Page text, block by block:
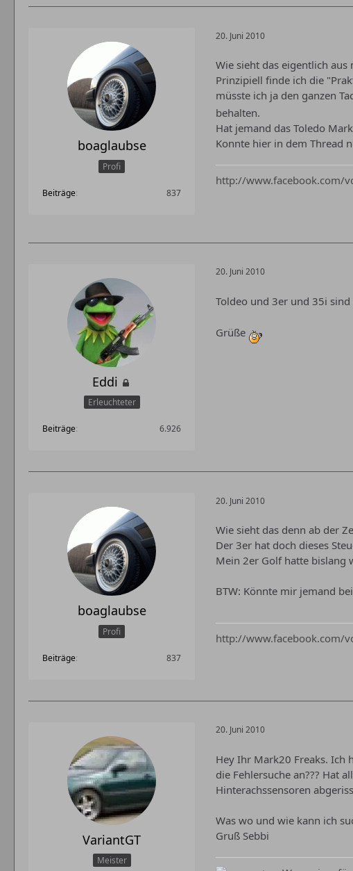
boaglaubse
Profi
Beiträge 837
20. Juni 2010
Wie sieht das eigentlich
Prinzipiell finde ich die
müsste ich ja den ganzen
behalten.
Hat jemand das Toledo
Konnte hier in dem Thread
http://www.facebook.com/
Eddi
Erleuchteter
Beiträge 6.926
20. Juni 2010
Toldeo und 3er und 35i
Grüße
boaglaubse
Profi
Beiträge 837
20. Juni 2010
Wie sieht das denn ab der
Der 3er hat doch dieses
Mein 2er Golf hatte bislang
BTW: Könnte mir jemand
http://www.facebook.com/
VariantGT
Meister
20. Juni 2010
Hey Ihr Mark20 Freaks. Ich
die Fehlersuche an??? Hat
Hinterachssensoren
Was wo und wie kann ich
Gruß Sebbi